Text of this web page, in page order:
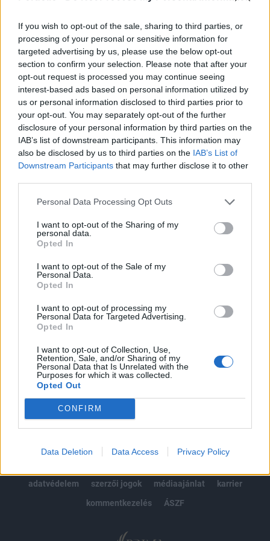
If you wish to opt-out of the sale, sharing to third parties, or
processing of your personal or sensitive information for
targeted advertising by us, please use the below opt-out
section to confirm your selection. Please note that after your
opt-out request is processed you may continue seeing
interest-based ads based on personal information utilized by
us or personal information disclosed to third parties prior to
your opt-out. You may separately opt-out of the further
disclosure of your personal information by third parties on the
IAB’s list of downstream participants. This information may
also be disclosed by us to third parties on the IAB’s List of
Downstream Participants that may further disclose it to other
Personal Data Processing Opt Outs
I want to opt-out of the Sharing of my
personal data.
Opted In
I want to opt-out of the Sale of my
Personal Data.
Opted In
I want to opt-out of processing my
Personal Data for Targeted Advertising.
Opted In
I want to opt-out of Collection, Use,
Retention, Sale, and/or Sharing of my
Personal Data that Is Unrelated with the
Purposes for which it was collected.
Opted Out
CONFIRM
Data Deletion Data Access Privacy Policy
oldalán megjelent közleményből.
A Rockmaraton 1991-ben indult útjára, ezzel Magyarország
egyik legrégibb, évről évre megrendezett zenei fesztiválja.
2015-ben Dunaújvárosban lelt otthonra. A Sziget Fesztivál
körüli bizonytalanságok után azonban most a
Rockmaraton szervezői is arról tájékoztattak, hogy
veszélybe került a fesztivál 2026-os megrendezése. A
Rockmaraton több mint 30 éves története nem ér véget...
KEDVES OLVASÓNK!
Az előfizetés a következőket tartalmazza:
Portfolio.hu teljes cikkarchívum
Kötéslisták: BÉT elmúlt 2 év napon belüli
kötéslistái
Előfizetés
MÁR ELŐFIZETŐNK VAGY?BEJELENTKEZÉS
adatvédelem
szerzői jogok médiaajánlat
karrier
kommentkezelés
ÁSZF